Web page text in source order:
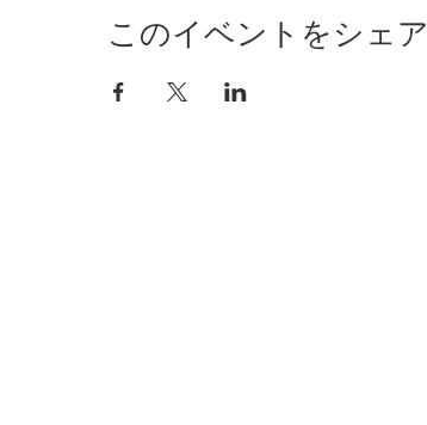
このイベントをシェア